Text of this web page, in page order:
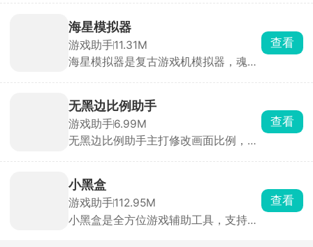
约未上线游戏，开测/发版自动推送，
收藏列表云同步，换机不丢。
行，支持一键启动海量正版游戏，涵盖
手游、端游及3A大作。并提供高度自由
化的键位设置，适应不同用户操作习
惯。支持手柄外设，提升游戏操控体
过签到、抽奖、看广告等方式可额外领
取时长。
海星模拟器
游戏助手11.31M
海星模拟器是复古游戏机模拟器，魂斗
戏文件，下载点开直接开玩，自带金手
指作弊、多档位存档，接个手柄就能复
刻小时候小霸王、街机厅的手感。
查看
无黑边比例助手
游戏助手6.99M
无黑边比例助手主打修改画面比例，去
面锐度和光影细节。可以给不同游戏保
存多套参数配置，切换方案很方便。吃
鸡、王者、原神这类热门手游都能适
配，日常调整画面观感、提升游戏体验
查看
小黑盒
游戏助手112.95M
小黑盒是全方位游戏辅助工具，支持
查看